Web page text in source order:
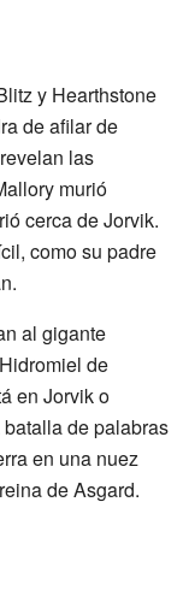
y Hearthstone
de afilar de
las
murió
cerca de Jorvik.
como su padre
al gigante
de
en Jorvik o
de palabras
en una nuez
de Asgard.